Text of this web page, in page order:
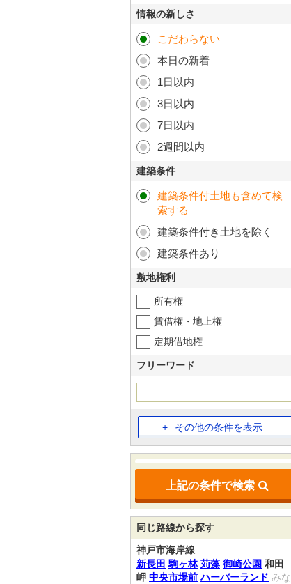
情報の新しさ
こだわらない
本日の新着
1日以内
3日以内
7日以内
2週間以内
建築条件
建築条件付土地も含めて検
索する
建築条件付き土地を除く
建築条件あり
敷地権利
所有権
賃借権・地上権
定期借地権
フリーワード
その他の条件を表示
上記の条件で検索
同じ路線から探す
神戸市海岸線
新長田 駒ヶ林 苅藻 御崎公園 和田
岬 中央市場前 ハーバーランド みな